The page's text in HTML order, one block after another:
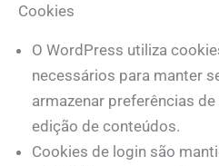
Cookies
O WordPress utiliza
necessários para manter
armazenar preferências
edição de conteúdos.
Cookies de login são